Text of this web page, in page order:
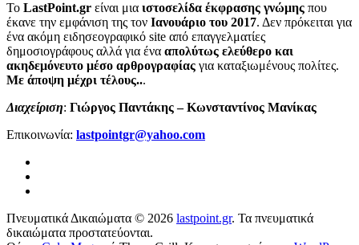
To LastPoint.gr είναι μια ιστοσελίδα έκφρασης γνώμης που
έκανε την εμφάνιση της τον Ιανουάριο του 2017. Δεν πρόκειται για
ένα ακόμη ειδησεογραφικό site από επαγγελματίες
δημοσιογράφους αλλά για ένα απολύτως ελεύθερο και
ακηδεμόνευτο μέσο αρθρογραφίας για καταξιωμένους πολίτες.
Με άποψη μέχρι τέλους...
Διαχείριση: Γιώργος Παντάκης – Κωνσταντίνος Μανίκας
Επικοινωνία: lastpointgr@yahoo.com
Πνευματικά Δικαιώματα © 2026 lastpoint.gr. Τα πνευματικά
δικαιώματα προστατεύονται.